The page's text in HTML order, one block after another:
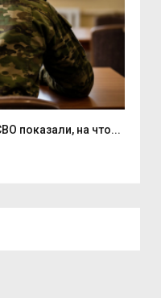
показали, на что...